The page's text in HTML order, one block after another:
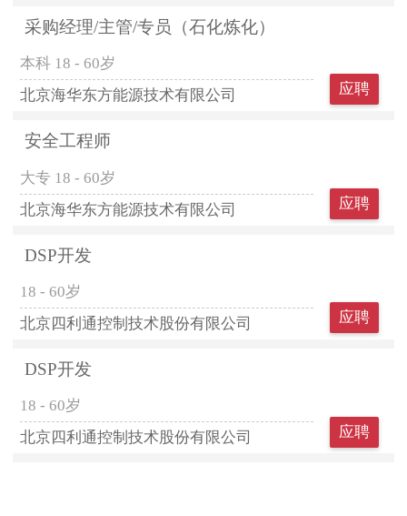
采购经理/主管/专员（石化炼化）
本科 18 - 60岁
北京海华东方能源技术有限公司
应聘
安全工程师
大专 18 - 60岁
北京海华东方能源技术有限公司
应聘
DSP开发
18 - 60岁
北京四利通控制技术股份有限公司
应聘
DSP开发
18 - 60岁
北京四利通控制技术股份有限公司
应聘